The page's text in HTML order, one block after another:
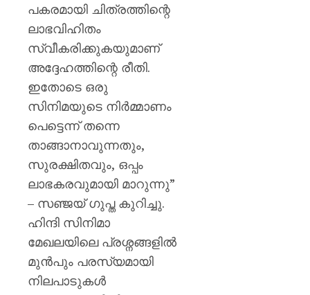
പകരമായി ചിത്രത്തിന്റെ
ലാഭവിഹിതം
സ്വീകരിക്കുകയുമാണ്
അദ്ദേഹത്തിന്റെ രീതി.
ഇതോടെ ഒരു
സിനിമയുടെ നിർമ്മാണം
പെട്ടെന്ന് തന്നെ
താങ്ങാനാവുന്നതും,
സുരക്ഷിതവും, ഒപ്പം
ലാഭകരവുമായി മാറുന്നു”
– സഞ്ജയ് ഗുപ്ത കുറിച്ചു.
ഹിന്ദി സിനിമാ
മേഖലയിലെ പ്രശ്നങ്ങളിൽ
മുൻപും പരസ്യമായി
നിലപാടുകൾ